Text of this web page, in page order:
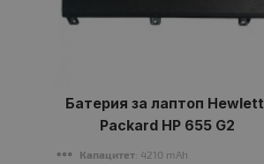
Батерия за лаптоп
Packard HP 655 G2
Капацитет: 4210 mAh